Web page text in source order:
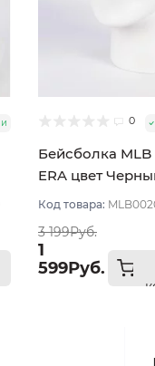
0
Бейсболка MLB
ERA цвет
размер 57-59
Код товара:
3 199Руб.
1
599Руб.